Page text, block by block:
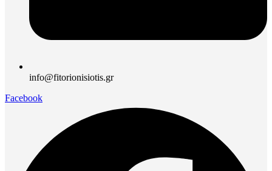
info@fitorionisiotis.gr
Facebook